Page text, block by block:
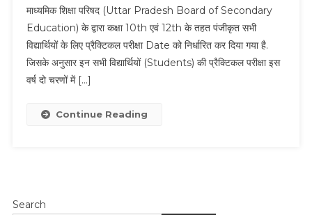
माध्यमिक शिक्षा परिषद (Uttar Pradesh Board of Secondary
Education) के द्वारा कक्षा 10th एवं 12th के तहत पंजीकृत सभी
विद्यार्थियों के लिए प्रैक्टिकल परीक्षा Date को निर्धारित कर दिया गया है.
जिसके अनुसार इन सभी विद्यार्थियों (Students) की प्रैक्टिकल परीक्षा इस
वर्ष दो चरणों में […]
Continue Reading
Search